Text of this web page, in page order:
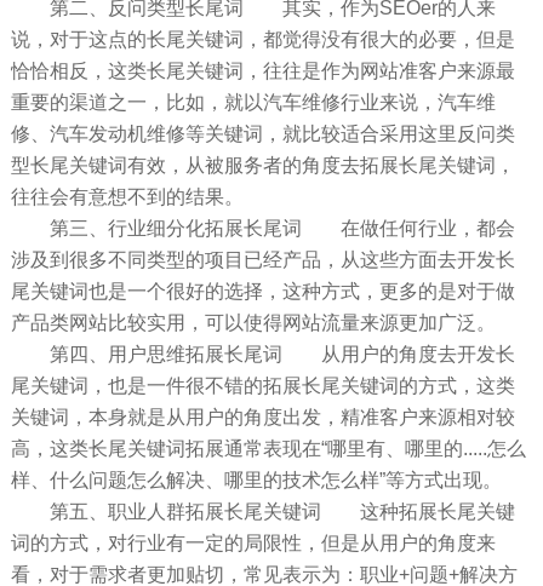
第二、反问类型长尾词 其实，作为SEOer的人来
说，对于这点的长尾关键词，都觉得没有很大的必要，但是
恰恰相反，这类长尾关键词，往往是作为网站准客户来源最
重要的渠道之一，比如，就以汽车维修行业来说，汽车维
修、汽车发动机维修等关键词，就比较适合采用这里反问类
型长尾关键词有效，从被服务者的角度去拓展长尾关键词，
往往会有意想不到的结果。
第三、行业细分化拓展长尾词 在做任何行业，都会
涉及到很多不同类型的项目已经产品，从这些方面去开发长
尾关键词也是一个很好的选择，这种方式，更多的是对于做
产品类网站比较实用，可以使得网站流量来源更加广泛。
第四、用户思维拓展长尾词 从用户的角度去开发长
尾关键词，也是一件很不错的拓展长尾关键词的方式，这类
关键词，本身就是从用户的角度出发，精准客户来源相对较
高，这类长尾关键词拓展通常表现在“哪里有、哪里的.....怎么
样、什么问题怎么解决、哪里的技术怎么样”等方式出现。
第五、职业人群拓展长尾关键词 这种拓展长尾关键
词的方式，对行业有一定的局限性，但是从用户的角度来
看，对于需求者更加贴切，常见表示为：职业+问题+解决方